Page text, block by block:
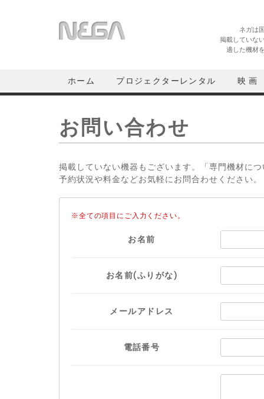
ネガは
掲載していな
適した機材
ホーム プロジェクターレンタル 映 画
お問い合わせ
掲載していない機器もございます。「専門機材に
予約状況や料金などお気軽にお問合わせください。
※全ての項目にご入力ください。
お名前
お名前(ふりがな)
メールアドレス
電話番号